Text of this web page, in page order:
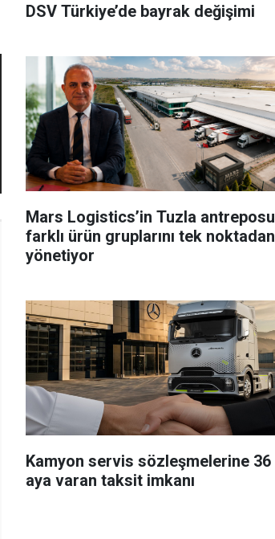
DSV Türkiye’de bayrak değişimi
Mars Logistics’in Tuzla antreposu
farklı ürün gruplarını tek noktadan
yönetiyor
Kamyon servis sözleşmelerine 36
aya varan taksit imkanı